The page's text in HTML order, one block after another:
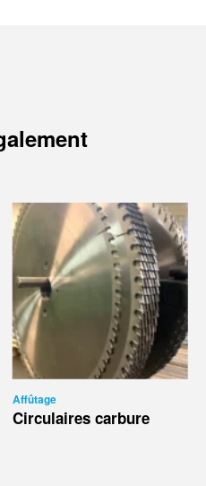
Affûtage
Circulaires carbure